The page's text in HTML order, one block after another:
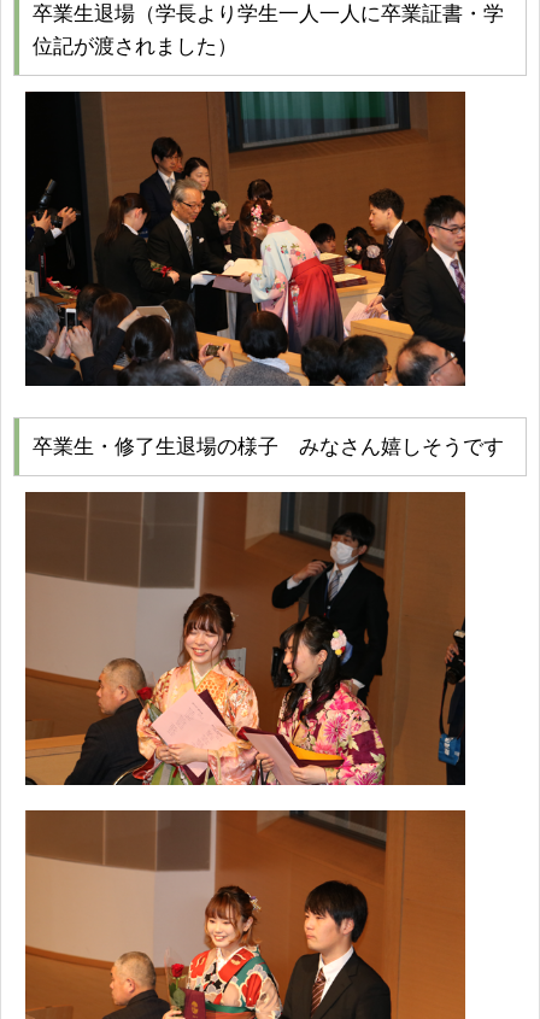
卒業生退場（学長より学生一人一人に卒業証書・学
位記が渡されました）
卒業生・修了生退場の様子 みなさん嬉しそうです